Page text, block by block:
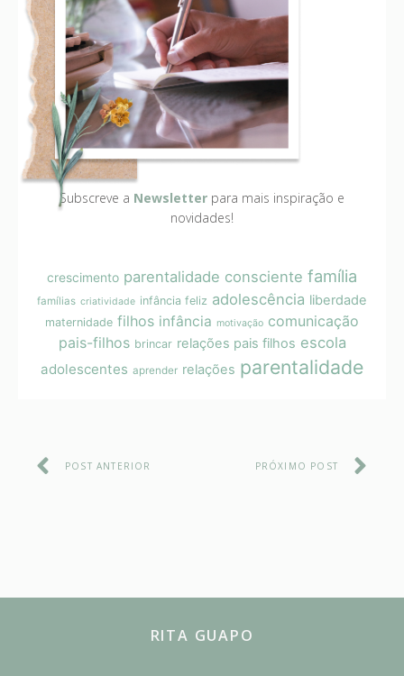
Subscreve a Newsletter para mais inspiração e
novidades!
crescimento parentalidade consciente família
famílias criatividade infância feliz adolescência liberdade
maternidade filhos infância motivação comunicação
pais-filhos brincar relações pais filhos escola
adolescentes aprender relações parentalidade
POST ANTERIOR PRÓXIMO POST
RITA GUAPO